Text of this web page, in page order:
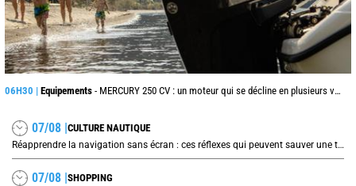
06H30 | Equipements - MERCURY 250 CV : un moteur qui se décline en plusieurs versions suivant l’utilisation
07/08 |CULTURE NAUTIQUE
Réapprendre la navigation sans écran : ces réflexes qui peuvent sauver une traversée
07/08 |SHOPPING